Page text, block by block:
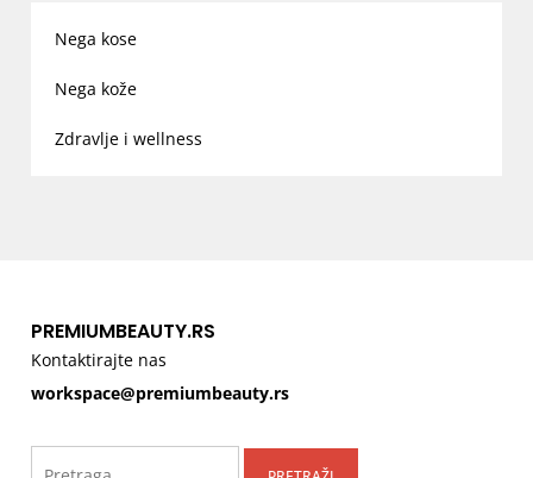
Nega kose
Nega kože
Zdravlje i wellness
PREMIUMBEAUTY.RS
Kontaktirajte nas
workspace@premiumbeauty.rs